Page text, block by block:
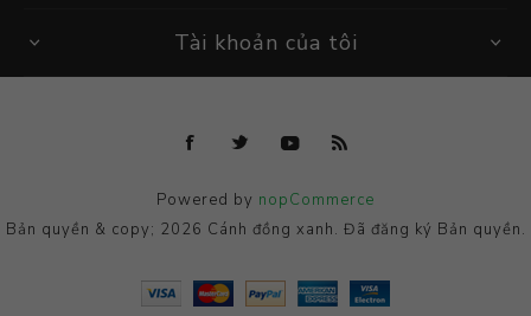
Tài khoản của tôi
Powered by nopCommerce
Bản quyền & copy; 2026 Cánh đồng xanh. Đã đăng ký Bản quyền.